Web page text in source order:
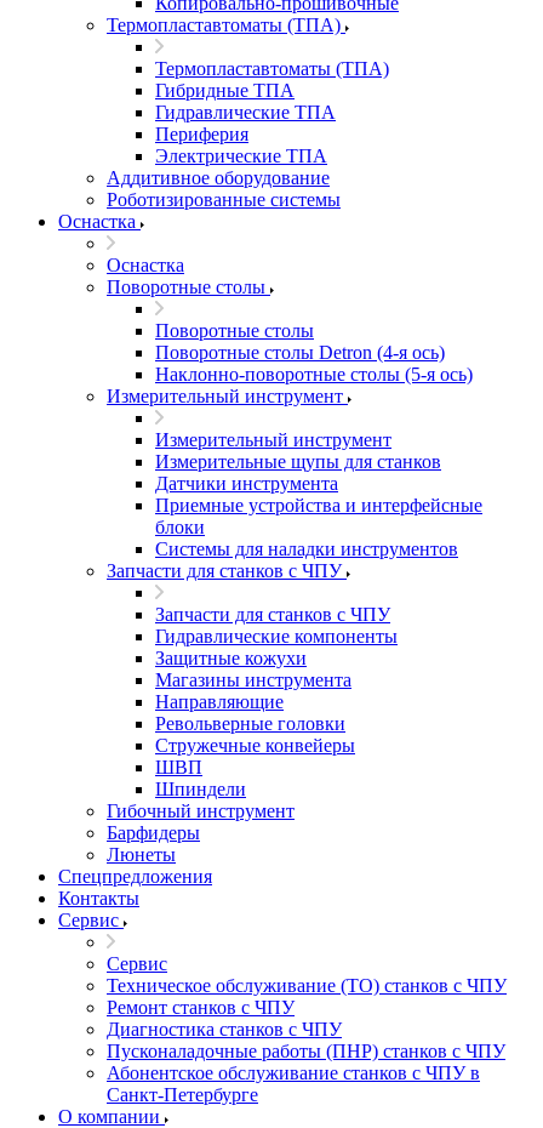
Термопластавтоматы (ТПА)
Термопластавтоматы (ТПА)
Гибридные ТПА
Гидравлические ТПА
Периферия
Электрические ТПА
Аддитивное оборудование
Роботизированные системы
Оснастка
Оснастка
Поворотные столы
Поворотные столы
Поворотные столы Detron (4-я ось)
Наклонно-поворотные столы (5-я ось)
Измерительный инструмент
Измерительный инструмент
Измерительные щупы для станков
Датчики инструмента
Приемные устройства и интерфейсные
блоки
Системы для наладки инструментов
Запчасти для станков с ЧПУ
Запчасти для станков с ЧПУ
Гидравлические компоненты
Защитные кожухи
Магазины инструмента
Направляющие
Револьверные головки
Стружечные конвейеры
ШВП
Шпиндели
Гибочный инструмент
Барфидеры
Люнеты
Спецпредложения
Контакты
Сервис
Сервис
Техническое обслуживание (ТО) станков с ЧПУ
Ремонт станков с ЧПУ
Диагностика станков с ЧПУ
Пусконаладочные работы (ПНР) станков с ЧПУ
Абонентское обслуживание станков с ЧПУ в
Санкт-Петербурге
О компании